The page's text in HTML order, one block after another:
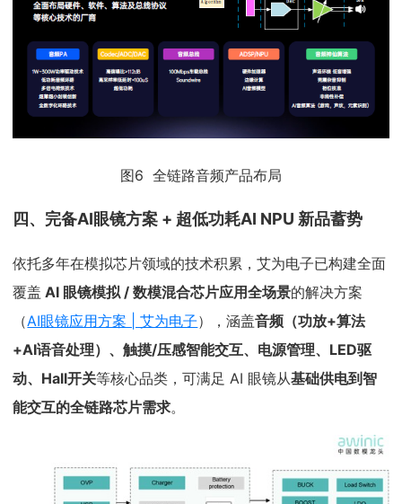
图6 全链路音频产品布局
四、完备AI眼镜方案 + 超低功耗AI NPU 新品蓄势
依托多年在模拟芯片领域的技术积累，艾为电子已构建全面
覆盖 AI 眼镜模拟 / 数模混合芯片应用全场景的解决方案
（AI眼镜应用方案 | 艾为电子），涵盖音频（功放+算法
+AI语音处理）、触摸/压感智能交互、电源管理、LED驱
动、Hall开关等核心品类，可满足 AI 眼镜从基础供电到智
能交互的全链路芯片需求。